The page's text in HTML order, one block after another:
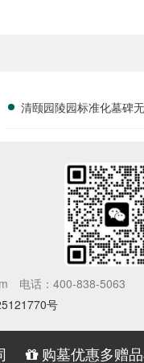
清颐园陵园标准化墓碑
电话：400-838-5063
号
购墓优惠多赠